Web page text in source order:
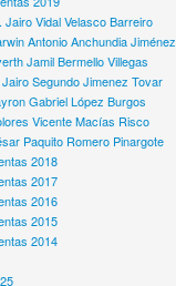
Jairo Vidal Velasco Barreiro
Antonio Anchundia Jiménez
Jamil Bermello Villegas
Segundo Jimenez Tovar
Gabriel López Burgos
Vicente Macías Risco
Paquito Romero Pinargote
2018
2017
2016
2015
2014